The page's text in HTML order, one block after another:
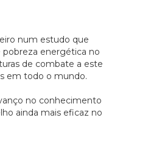
num estudo que
pobreza energética no
de combate a este
em todo o mundo.
no conhecimento
ainda mais eficaz no